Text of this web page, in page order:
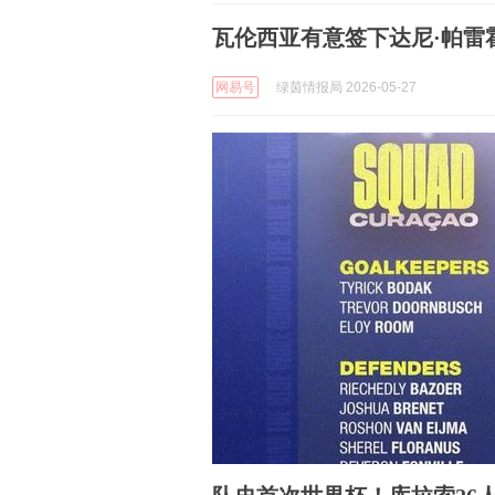
瓦伦西亚有意签下达尼·帕雷
网易号 绿茵情报局 2026-05-27